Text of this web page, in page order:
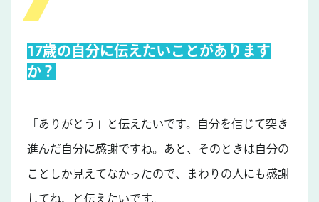
17歳の自分に伝えたいことがあります
か？
「ありがとう」と伝えたいです。自分を信じて突き
進んだ自分に感謝ですね。あと、そのときは自分の
ことしか見えてなかったので、まわりの人にも感謝
してね、と伝えたいです。